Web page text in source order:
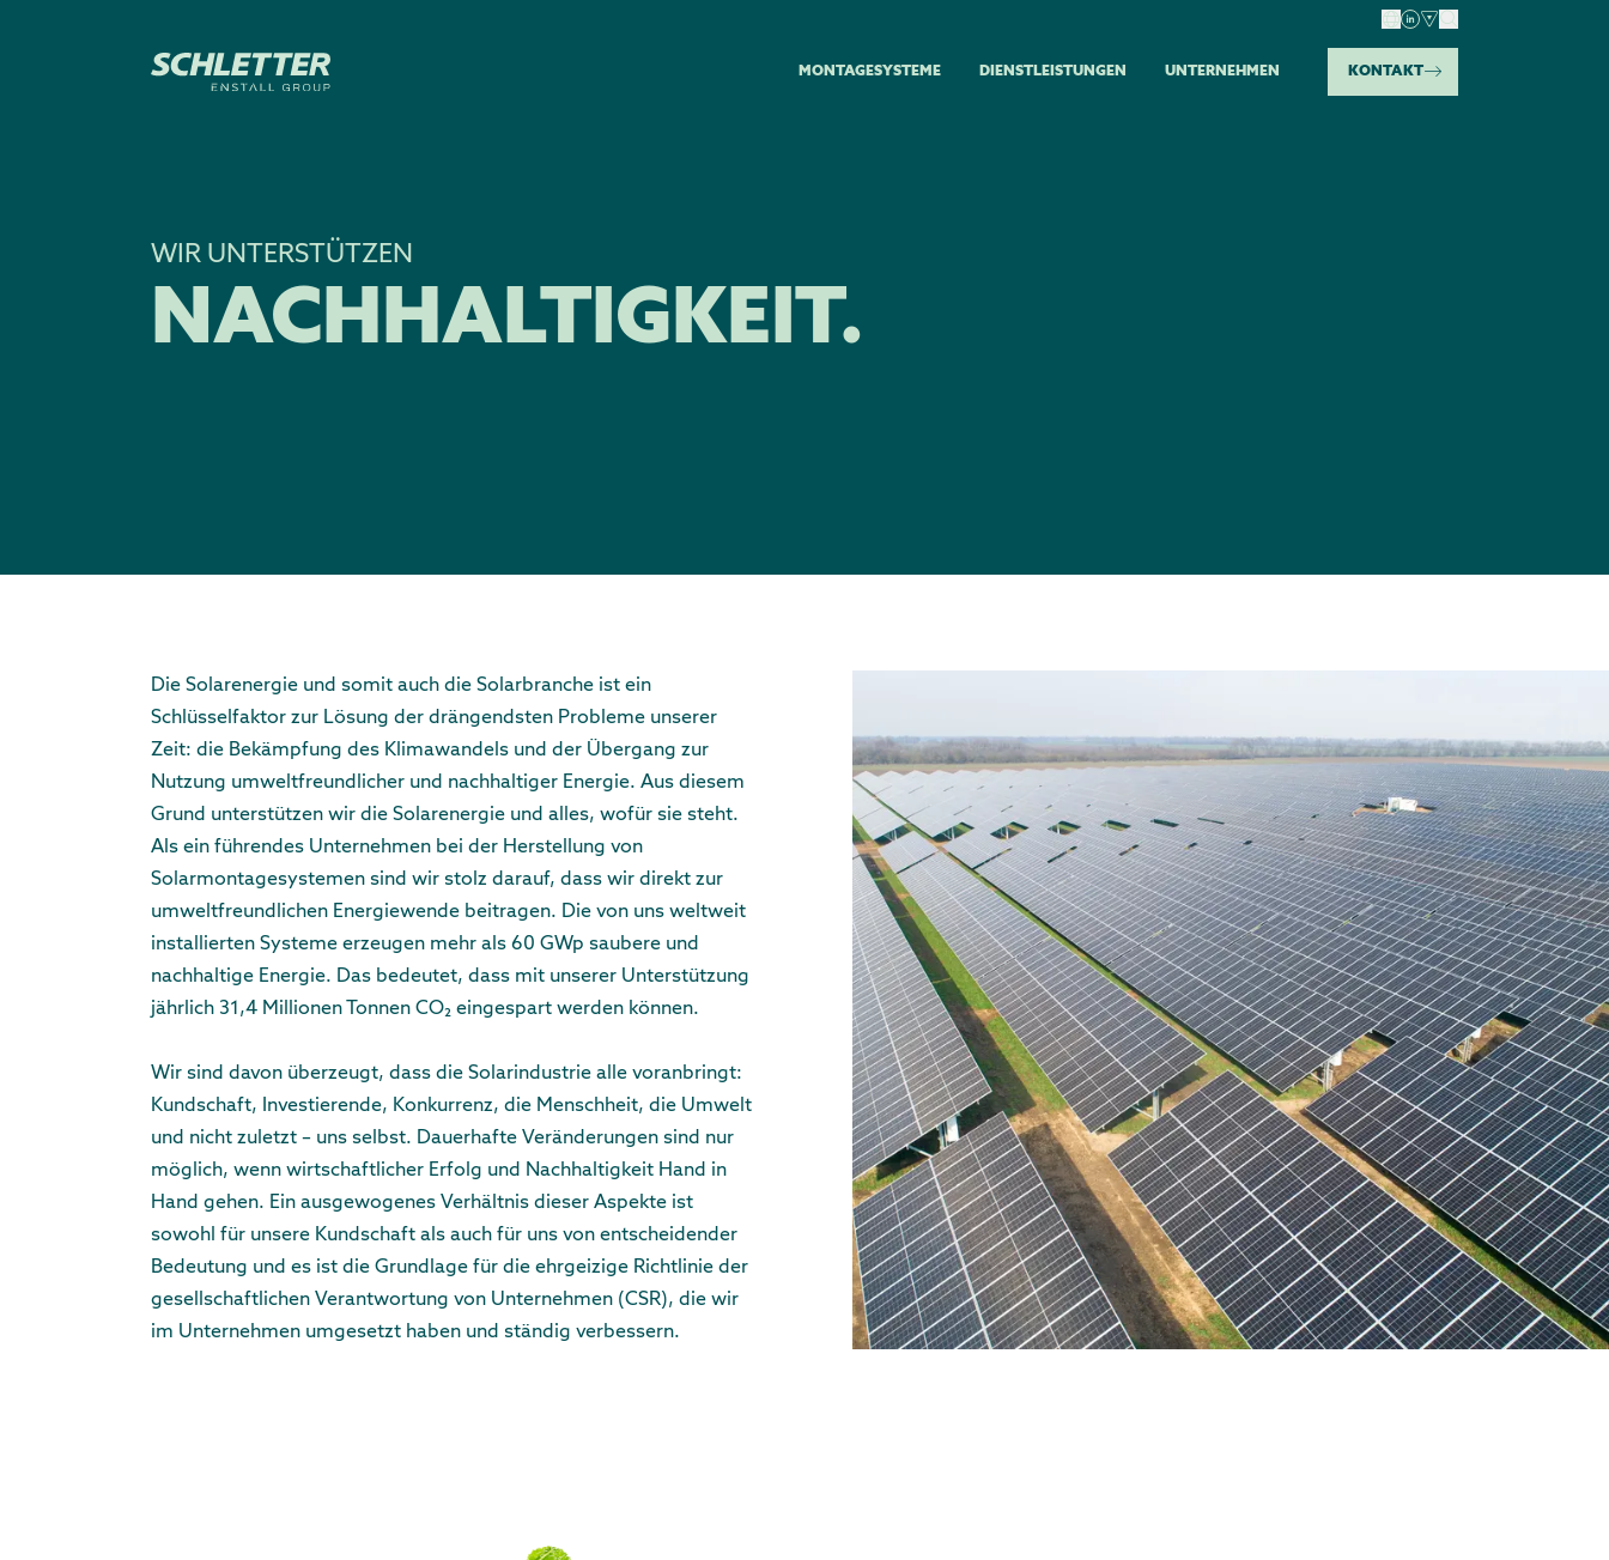
MONTAGESYSTEME DIENSTLEISTUNGEN UNTERNEHMEN KONTAKT
WIR UNTERSTÜTZEN
NACHHALTIGKEIT.
Die Solarenergie und somit auch die Solarbranche ist ein
Schlüsselfaktor zur Lösung der drängendsten Probleme unserer
Zeit: die Bekämpfung des Klimawandels und der Übergang zur
Nutzung umweltfreundlicher und nachhaltiger Energie. Aus diesem
Grund unterstützen wir die Solarenergie und alles, wofür sie steht.
Als ein führendes Unternehmen bei der Herstellung von
Solarmontagesystemen sind wir stolz darauf, dass wir direkt zur
umweltfreundlichen Energiewende beitragen. Die von uns weltweit
installierten Systeme erzeugen mehr als 60 GWp saubere und
nachhaltige Energie. Das bedeutet, dass mit unserer Unterstützung
jährlich 31,4 Millionen Tonnen CO₂ eingespart werden können.
Wir sind davon überzeugt, dass die Solarindustrie alle voranbringt:
Kundschaft, Investierende, Konkurrenz, die Menschheit, die Umwelt
und nicht zuletzt – uns selbst. Dauerhafte Veränderungen sind nur
möglich, wenn wirtschaftlicher Erfolg und Nachhaltigkeit Hand in
Hand gehen. Ein ausgewogenes Verhältnis dieser Aspekte ist
sowohl für unsere Kundschaft als auch für uns von entscheidender
Bedeutung und es ist die Grundlage für die ehrgeizige Richtlinie der
gesellschaftlichen Verantwortung von Unternehmen (CSR), die wir
im Unternehmen umgesetzt haben und ständig verbessern.